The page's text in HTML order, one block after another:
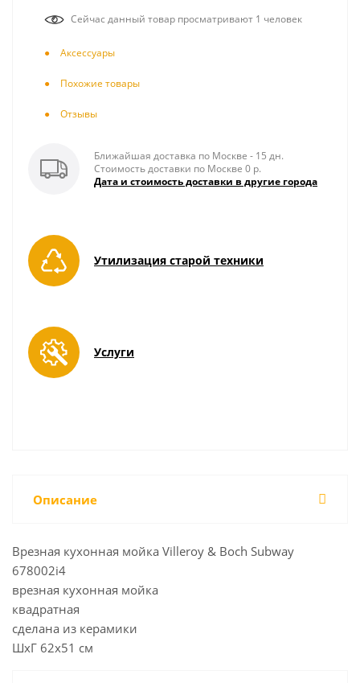
Сейчас данный товар просматривают 1 человек
Аксесcуары
Похожие товары
Отзывы
Ближайшая доставка по Москве - 15 дн.
Стоимость доставки по Москве 0 р.
Дата и стоимость доставки в другие города
Утилизация старой техники
Услуги
Описание
Врезная кухонная мойка Villeroy & Boch Subway
678002i4
врезная кухонная мойка
квадратная
сделана из керамики
ШхГ 62х51 см